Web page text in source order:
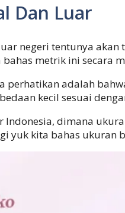
Dan Luar
negeri tentunya
metrik ini secara
perhatikan adalah
kecil sesuai
dimana
yuk kita bahas